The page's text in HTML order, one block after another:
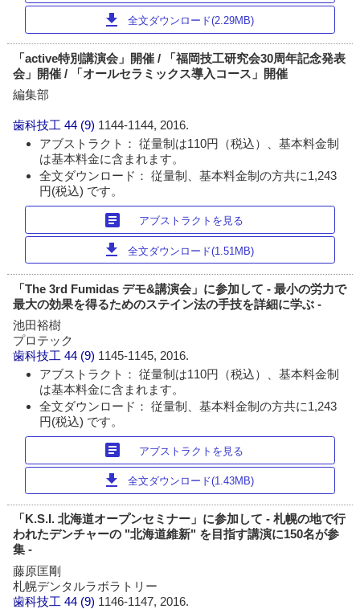
download 全文ダウンロード(2.29MB)
「active特別講演会」開催 / 「福岡技工研究会30周年記念発表
会」開催 / 「オールセラミックス導入コース」開催
編集部
歯科技工 44 (9) 1144-1144, 2016.
アブストラクト： 従量制は110円（税込）、基本料金制
は基本料金に含まれます。
全文ダウンロード： 従量制、基本料金制の方共に1,243
円(税込) です。
article アブストラクトを見る
download 全文ダウンロード(1.51MB)
「The 3rd Fumidas デモ&講演会」に参加して - 最小の労力で
最大の効果を得るためのステイン法の手技を詳細に学ぶ -
池田裕樹
プロテック
歯科技工 44 (9) 1145-1145, 2016.
アブストラクト： 従量制は110円（税込）、基本料金制
は基本料金に含まれます。
全文ダウンロード： 従量制、基本料金制の方共に1,243
円(税込) です。
article アブストラクトを見る
download 全文ダウンロード(1.43MB)
「K.S.I. 北海道オープンセミナー」に参加して - 札幌の地で行
われたデンチャーの "北海道維新" を目指す講演に150名が参
集 -
藤原匡剛
札幌デンタルラボラトリー
歯科技工 44 (9) 1146-1147, 2016.